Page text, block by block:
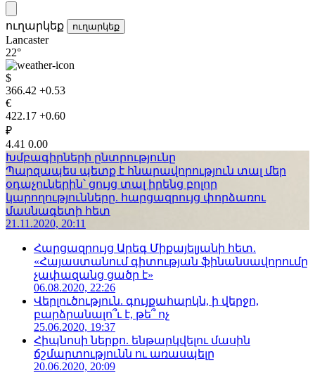
ուղարկեք ուղարկեք
Lancaster
22°
$
366.42 +0.53
€
422.17 +0.60
₽
4.41 0.00
Խմբագիրների ընտրությունը
Պարզապես պետք է հնարավորություն տալ մեր
օդաչուներին՝ ցույց տալ իրենց բոլոր
կարողությունները. հարցազրույց փորձառու
մասնագետի հետ
21.11.2020, 20:11
Հարցազրույց Արեգ Միքայելյանի հետ.
«Հայաստանում գիտության ֆինանսավորումը
չափազանց ցածր է»
06.08.2020, 22:26
Վերլուծություն. գույքահարկն, ի վերջո,
բարձրանալո՞ւ է, թե՞ ոչ
25.06.2020, 19:37
Հիպնոսի ներքո. ենթարկվելու մասին
ճշմարտությունն ու առասպելը
20.06.2020, 20:09